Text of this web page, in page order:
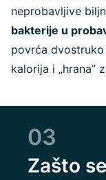
neprobavljive
bakterije u
povrća dvostruko
kalorija i „hrana”
03
Zašto